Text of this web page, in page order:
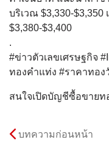
บริเวณ $3,330-
$3,380-$3,400
.
#ข่าวตัวเลขเศรษฐกิจ
ทองคำแท่ง #ราคาทอ
สนใจเปิดบัญชีซื้อขายท
บทความก่อนหน้า